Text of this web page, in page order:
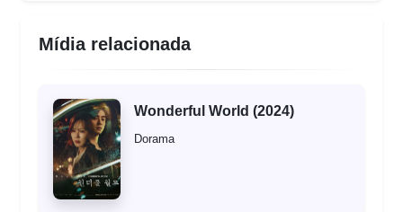
Mídia relacionada
Wonderful World (2024)
Dorama